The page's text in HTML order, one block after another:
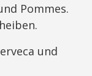
Pommes.
und